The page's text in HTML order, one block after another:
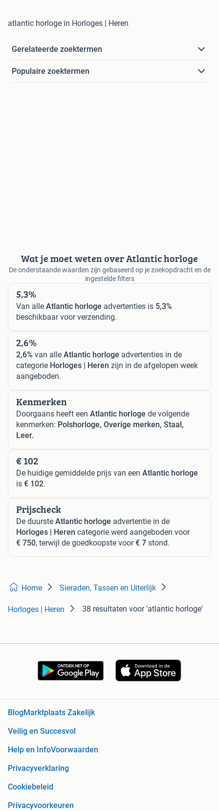
atlantic horloge in Horloges | Heren
Gerelateerde zoektermen
Populaire zoektermen
Wat je moet weten over Atlantic horloge
De onderstaande waarden zijn gebaseerd op je zoekopdracht en de
ingestelde filters
5,3%
Van alle Atlantic horloge advertenties is 5,3%
beschikbaar voor verzending.
2,6%
2,6% van alle Atlantic horloge advertenties in de
categorie Horloges | Heren zijn in de afgelopen week
aangeboden.
Kenmerken
Doorgaans heeft een Atlantic horloge de volgende
kenmerken: Polshorloge, Overige merken, Staal,
Leer.
€ 102
De huidige gemiddelde prijs van een Atlantic horloge
is € 102.
Prijscheck
De duurste Atlantic horloge advertentie in de
Horloges | Heren categorie werd aangeboden voor
€ 750, terwijl de goedkoopste voor€ 7 stond.
Home Sieraden, Tassen en Uiterlijk
Horloges | Heren 38 resultaten voor 'atlantic horloge'
Blog Marktplaats Zakelijk
Veilig en Succesvol
Help en InfoVoorwaarden
Privacyverklaring
Cookiebeleid
Privacyvoorkeuren